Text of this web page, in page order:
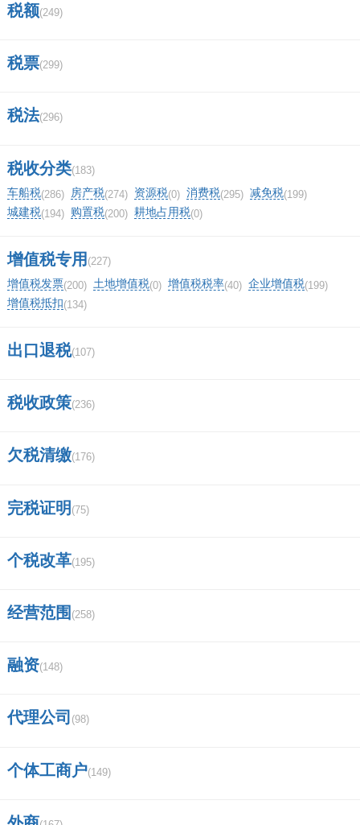
税额(249)
税票(299)
税法(296)
税收分类(183)
车船税(286) 房产税(274) 资源税(0) 消费税(295) 减免税(199)
城建税(194) 购置税(200) 耕地占用税(0)
增值税专用 (227)
增值税发票(200) 土地增值税(0) 增值税税率(40) 企业增值税(199)
增值税抵扣(134)
出口退税(107)
税收政策(236)
欠税清缴(176)
完税证明 (75)
个税改革(195)
经营范围 (258)
融资(148)
代理公司 (98)
个体工商户(149)